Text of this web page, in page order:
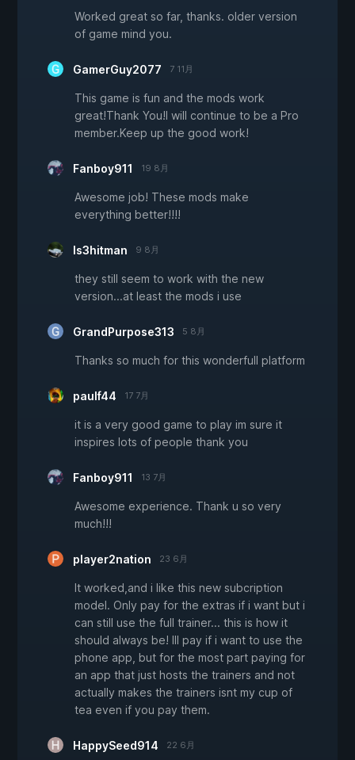
Worked great so far, thanks. older version
of game mind you.
GamerGuy2077 7 11月
This game is fun and the mods work
great!Thank You!I will continue to be a Pro
member.Keep up the good work!
Fanboy911 19 8月
Awesome job! These mods make
everything better!!!!
ls3hitman 9 8月
they still seem to work with the new
version...at least the mods i use
GrandPurpose313 5 8月
Thanks so much for this wonderfull platform
paulf44 17 7月
it is a very good game to play im sure it
inspires lots of people thank you
Fanboy911 13 7月
Awesome experience. Thank u so very
much!!!
player2nation 23 6月
It worked,and i like this new subcription
model. Only pay for the extras if i want but i
can still use the full trainer... this is how it
should always be! Ill pay if i want to use the
phone app, but for the most part paying for
an app that just hosts the trainers and not
actually makes the trainers isnt my cup of
tea even if you pay them.
HappySeed914 22 6月